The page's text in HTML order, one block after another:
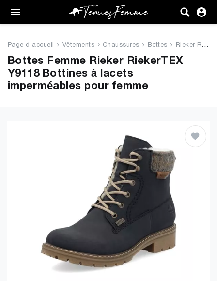
Femme
Vêtements
Chaussures
Page d'accueil Vêtements Chaussures Bottes Rieker RiekerTEX Y9118 Bottine...
Bottes Femme Rieker RiekerTEX
Y9118 Bottines à lacets
imperméables pour femme